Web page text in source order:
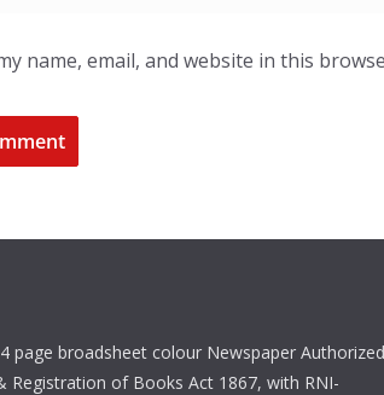
name, email, and website in this
page broadsheet colour Newspaper
Registration of Books Act 1867, with RNI-